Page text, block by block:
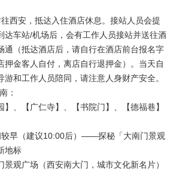
西安，抵达入住酒店休息。接站人员会提
达车站/机场后，会有工作人员接站并送往酒
通（抵达酒店后，请自行在酒店前台报名字
押金客人自付，离店自行退押金）。当天自
游和工作人员陪同，请注意人身财产安全。
：
】、【广仁寺】、【书院门】、【德福巷】
较早（建议10:00后）——探秘「大南门景观
地标
景观广场（西安南大门，城市文化新名片）